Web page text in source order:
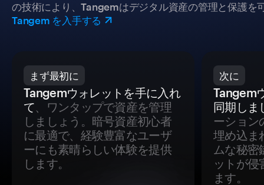
の技術により、Tangemはデジタル資産の管理と保護を
Tangem を入手する
まず最初に
Tangemウォレットを手に入れ
て、ワンタップで資産を管理
しましょう。暗号資産初心者
に最適で、経験豊富なユーザ
ーにも素晴らしい体験を提供
します。
次に
Tangem
同期しま
ーション
埋め込ま
ムな秘密
ットが侵
ます。